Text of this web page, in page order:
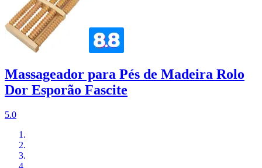
Massageador para Pés de Madeira Rolo
Dor Esporão Fascite
5.0